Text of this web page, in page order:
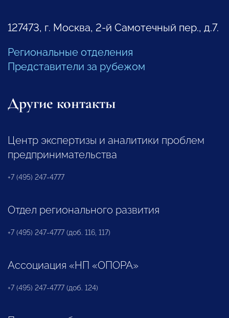
127473, г. Москва, 2-й Самотечный пер., д.7.
Региональные отделения
Представители за рубежом
Другие контакты
Центр экспертизы и аналитики проблем
предпринимательства
+7 (495) 247-4777
Отдел регионального развития
+7 (495) 247-4777 (доб. 116, 117)
Ассоциация «НП «ОПОРА»
+7 (495) 247-4777 (доб. 124)